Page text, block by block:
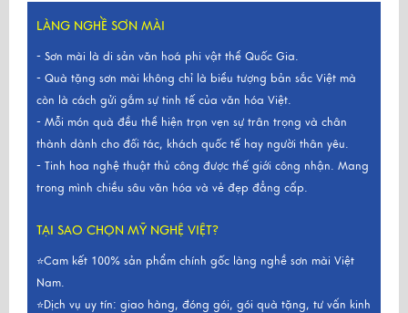
LÀNG NGHỀ SƠN MÀI
- Sơn mài là di sản văn hoá phi vật thể Quốc Gia.
- Quà tặng sơn mài không chỉ là biểu tượng bản sắc Việt mà
còn là cách gửi gắm sự tinh tế của văn hóa Việt.
- Mỗi món quà đều thể hiện trọn vẹn sự trân trọng và chân
thành dành cho đối tác, khách quốc tế hay người thân yêu.
- Tinh hoa nghệ thuật thủ công được thế giới công nhận. Mang
trong mình chiều sâu văn hóa và vẻ đẹp đẳng cấp.
TẠI SAO CHỌN MỸ NGHỆ VIỆT?
⭐Cam kết 100% sản phẩm chính gốc làng nghề sơn mài Việt
Nam.
⭐Dịch vụ uy tín: giao hàng, đóng gói, gói quà tặng, tư vấn kinh